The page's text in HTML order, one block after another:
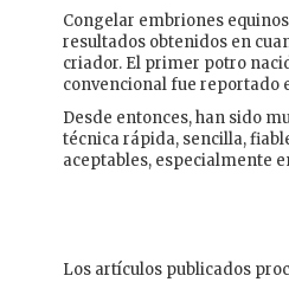
Congelar embriones
resultados obtenidos en
criador. El primer potro
convencional fue reportado
Desde entonces, han sido
técnica rápida, sencilla,
aceptables, especialmente
Los artículos publicados